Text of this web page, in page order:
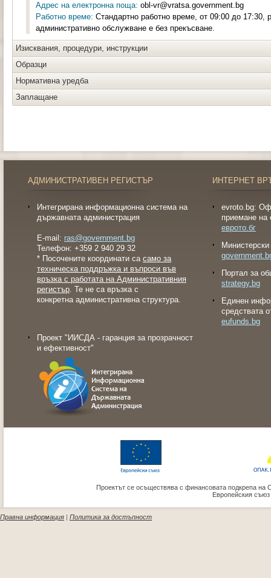
Адрес на електронна поща: obl-vr@vratsa.government.bg
Работно време: Стандартно работно време, от 09:00 до 17:30,
административно обслужване е без прекъсване.
Изисквания, процедури, инструкции
Образци
Нормативна уредба
Заплащане
АДМИНИСТРАТИВЕН РЕГИСТЪР
Интегрирана информационна система на
държавната администрация
E-mail: ras@government.bg
Телефон: +359 2 940 29 32
* Посочените координати са само за
техническа поддръжка и въпроси във
връзка с работата на Административния
регистър. Те не са връзка с
конкретна административна структура.
Проект "ИИСДА - гаранция за прозрачност
и ефективност"
ИНТЕРНЕТ
evroto.bg:
приемане на
еврото.бг
Портал за
strategy.bg
Eдинен
средствата
eufunds.bg
Проектът се осъществява с финансовата подкрепа на
Европейския
Правна информация | Политика за достъпност